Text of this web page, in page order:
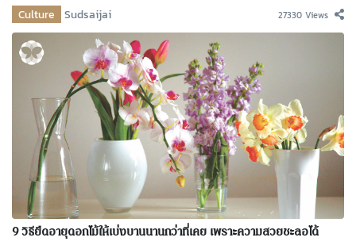
Culture Sudsaijai 27330 Views
9 วิธียืดอายุดอกไม้ให้เบ่งบานนานกว่าที่เคย เพราะความสวยชะลอได้